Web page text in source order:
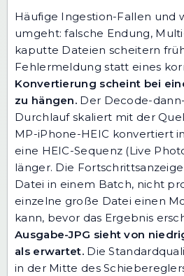
Häufige Ingestion-Fallen und
umgeht: falsche Endung,
kaputte Dateien scheitern
Fehlermeldung statt eines
Konvertierung scheint bei
zu hängen. Der Decode-
Durchlauf skaliert mit der
MP-iPhone-HEIC konvertiert
eine HEIC-Sequenz (Live
länger. Die
Datei in einem Batch, nicht
einzelne große Datei einen
kann, bevor das Ergebnis
Ausgabe-JPG sieht von
als erwartet.Die
in der Mitte des